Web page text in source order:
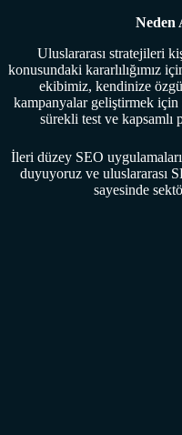
Neden
Uluslararası stratejileri
konusundaki kararlılığımız
ekibimiz, kendinize
kampanyalar geliştirmek
sürekli test ve kapsamlı
İleri düzey SEO
duyuyoruz ve uluslararası
sayesinde